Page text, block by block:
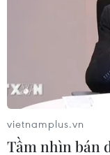
Theo dõi
vietnamplus.vn
Tầm nhìn bán